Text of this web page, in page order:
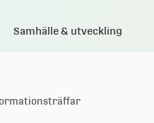
Samhälle & utveckling